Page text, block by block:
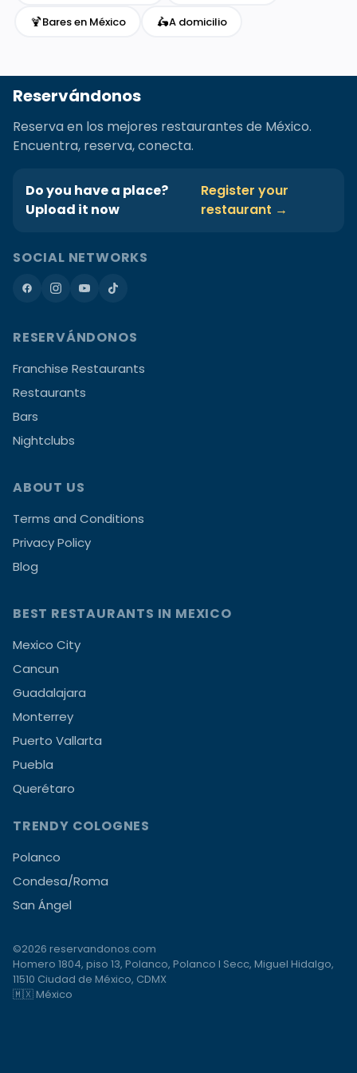
🍹Bares en México 🛵A domicilio
Reservándonos
Reserva en los mejores restaurantes de México.
Encuentra, reserva, conecta.
Do you have a place?
Upload it now
Register your
restaurant →
SOCIAL NETWORKS
RESERVÁNDONOS
Franchise Restaurants
Restaurants
Bars
Nightclubs
ABOUT US
Terms and Conditions
Privacy Policy
Blog
BEST RESTAURANTS IN MEXICO
Mexico City
Cancun
Guadalajara
Monterrey
Puerto Vallarta
Puebla
Querétaro
TRENDY COLOGNES
Polanco
Condesa/Roma
San Ángel
©2026 reservandonos.com
Homero 1804, piso 13, Polanco, Polanco I Secc, Miguel Hidalgo,
11510 Ciudad de México, CDMX
🇲🇽 México